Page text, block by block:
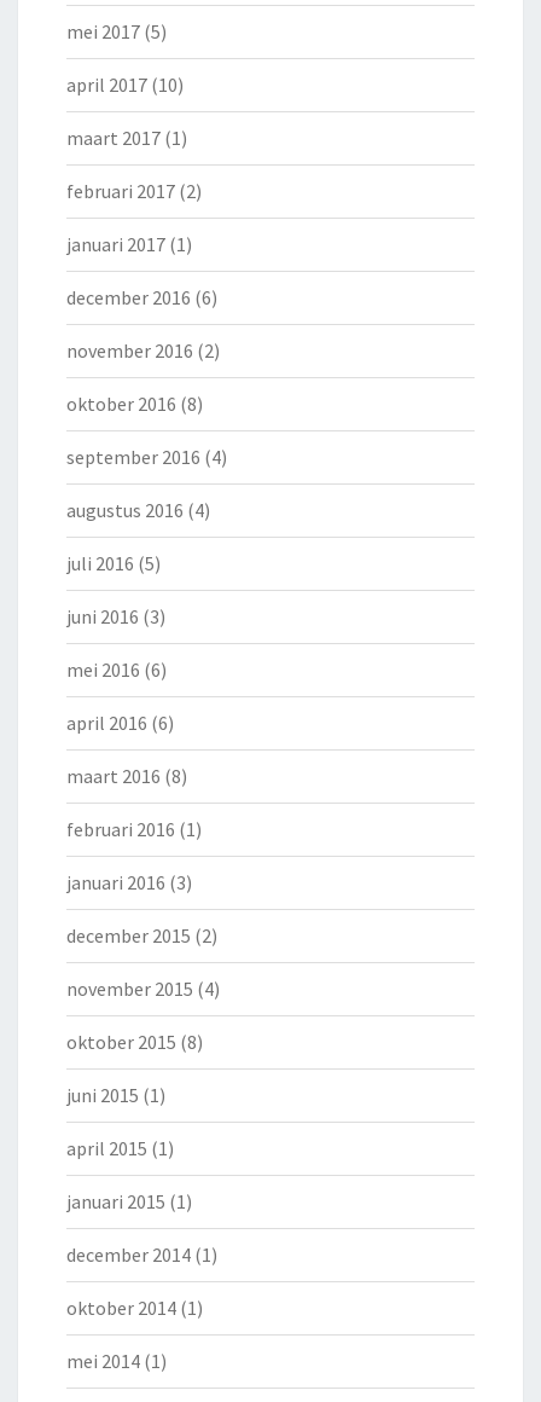
mei 2017 (5)
april 2017 (10)
maart 2017 (1)
februari 2017 (2)
januari 2017 (1)
december 2016 (6)
november 2016 (2)
oktober 2016 (8)
september 2016 (4)
augustus 2016 (4)
juli 2016 (5)
juni 2016 (3)
mei 2016 (6)
april 2016 (6)
maart 2016 (8)
februari 2016 (1)
januari 2016 (3)
december 2015 (2)
november 2015 (4)
oktober 2015 (8)
juni 2015 (1)
april 2015 (1)
januari 2015 (1)
december 2014 (1)
oktober 2014 (1)
mei 2014 (1)